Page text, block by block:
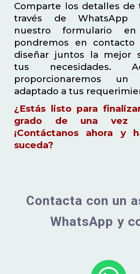
Comparte los detalles de
través de WhatsApp
nuestro formulario
pondremos en contacto
diseñar juntos la mejor
tus necesidades.
proporcionaremos un
adaptado a tus
¿Estás listo para
grado de una vez
¡Contáctanos ahora y
suceda?
Contacta con un
WhatsApp y